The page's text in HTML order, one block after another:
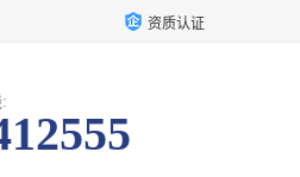
资质认证